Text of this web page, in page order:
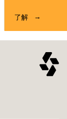
了解